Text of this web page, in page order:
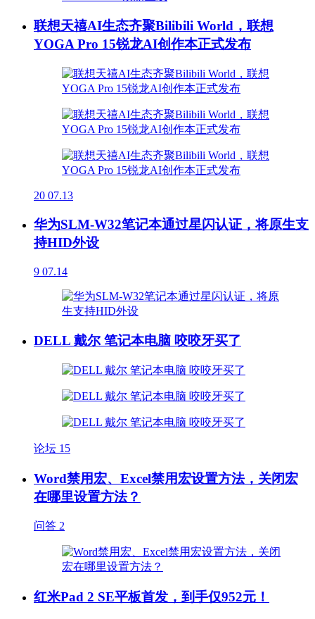
联想天禧AI生态齐聚Bilibili World，联想
YOGA Pro 15锐龙AI创作本正式发布
20 07.13
华为SLM-W32笔记本通过星闪认证，将原生支
持HID外设
9 07.14
DELL 戴尔 笔记本电脑 咬咬牙买了
论坛 15
Word禁用宏、Excel禁用宏设置方法，关闭宏
在哪里设置方法？
问答 2
红米Pad 2 SE平板首发，到手仅952元！